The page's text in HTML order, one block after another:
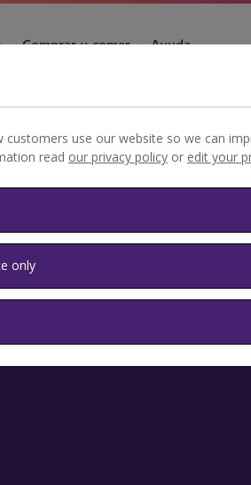
Comprar y comer Ayuda
use our website so we can
read our privacy policy or edit your
only